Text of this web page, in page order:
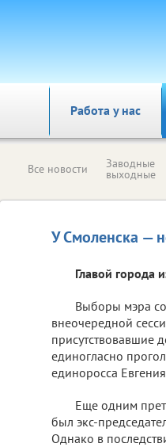
Работа у нас
Все новости Заводные
выходные
У Смоленска —
Главой города
Выборы мэра
внеочередной
присутствовавшие
единогласно
единоросса
Еще одним
был экс-
Однако в